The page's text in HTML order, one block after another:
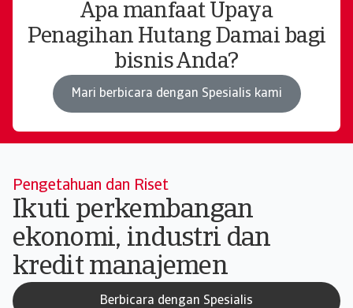
Apa manfaat Upaya
Penagihan Hutang Damai bagi
bisnis Anda?
Mari berbicara dengan Spesialis kami
Pengetahuan dan Riset
Ikuti perkembangan
ekonomi, industri dan
kredit manajemen
Berbicara dengan Spesialis